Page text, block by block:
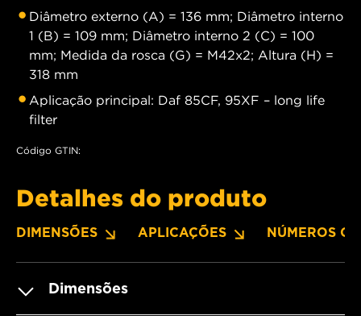
Diâmetro externo (A) = 136 mm; Diâmetro interno
1 (B) = 109 mm; Diâmetro interno 2 (C) = 100
mm; Medida da rosca (G) = M42x2; Altura (H) =
318 mm
Aplicação principal: Daf 85CF, 95XF – long life
filter
Código GTIN:
Detalhes do produto
DIMENSÕES APLICAÇÕES NÚMEROS OE
Dimensões